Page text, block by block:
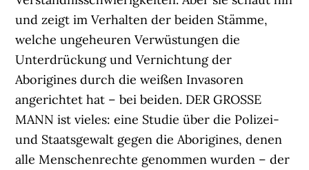
und zeigt im Verhalten der beiden Stämme,
welche ungeheuren Verwüstungen die
Unterdrückung und Vernichtung der
Aborigines durch die weißen Invasoren
angerichtet hat – bei beiden. DER GROSSE
MANN ist vieles: eine Studie über die Polizei-
und Staatsgewalt gegen die Aborigines, denen
alle Menschenrechte genommen wurden – der